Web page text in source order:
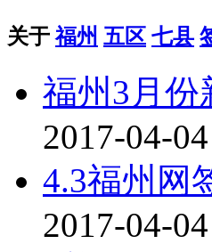
关于 福州 五区 七县
福州3月份
2017-04-04
4.3福州网
2017-04-04